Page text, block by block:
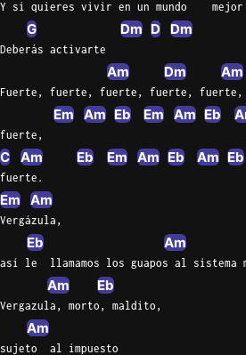
Y si quieres vivir en un mundo    mejor
G Dm D Dm
Deberás activarte
Am Dm Am
Fuerte, fuerte, fuerte, fuerte,
Em Am Eb Em Am Eb
fuerte,
C Am Eb Em Am Eb Am Eb
fuerte.
Em Am
Vergázula,
Eb Am
así le  llamamos los guapos al sistema
Am Eb
Vergazula, morto, maldito,
Am
sujeto  al impuesto